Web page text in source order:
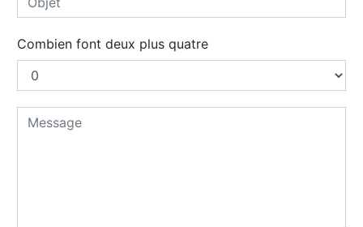
Combien font deux plus quatre